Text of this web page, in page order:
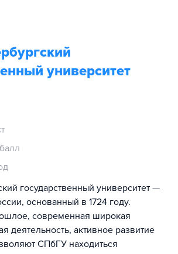
университет
государственный университет —
основанный в 1724 году.
современная широкая
деятельность, активное развитие
СПбГУ находиться